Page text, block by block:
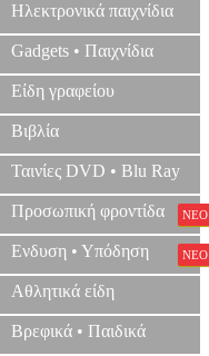
Ηλεκτρονικά παιχνίδια
Gadgets • Παιχνίδια
Είδη γραφείου
Βιβλία
Ταινίες DVD • Blu Ray
Προσωπική φροντίδα ΝΕΟ
Ενδυση • Υπόδηση ΝΕΟ
Αθλητικά είδη
Βρεφικά • Παιδικά